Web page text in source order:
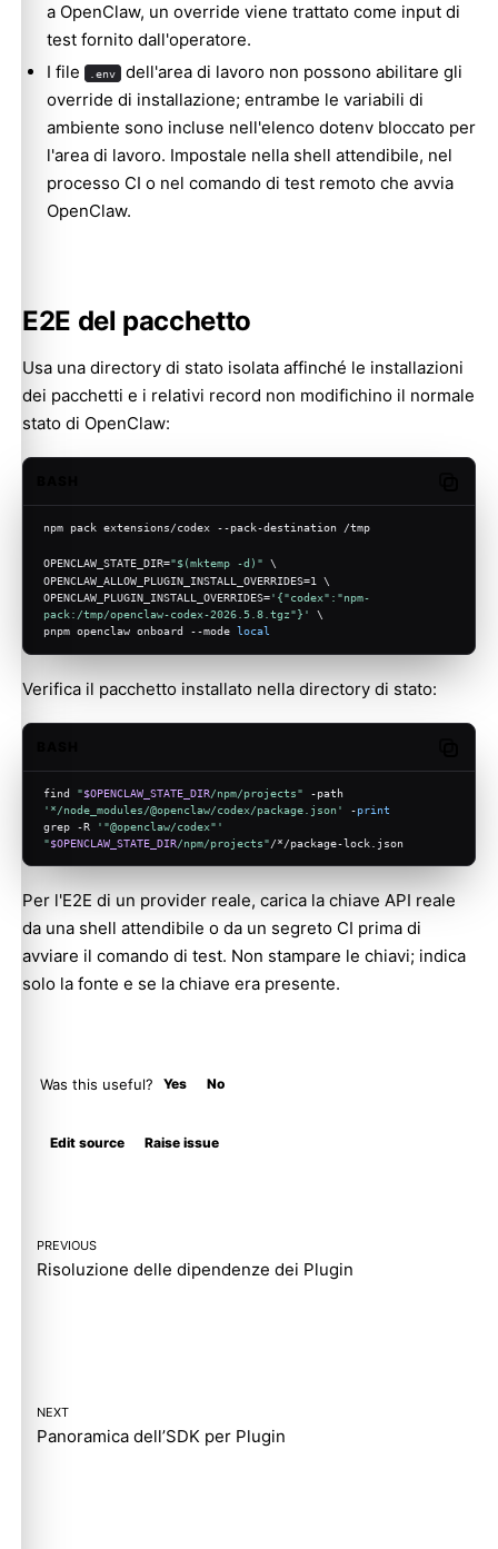
a OpenClaw, un override viene trattato come input di
test fornito dall'operatore.
I file
.env
dell'area di lavoro non possono abilitare gli
override di installazione; entrambe le variabili di
ambiente sono incluse nell'elenco dotenv bloccato per
l'area di lavoro. Impostale nella shell attendibile, nel
processo CI o nel comando di test remoto che avvia
OpenClaw.
E2E del pacchetto
Usa una directory di stato isolata affinché le installazioni
dei pacchetti e i relativi record non modifichino il normale
stato di OpenClaw:
npm pack extensions/codex --pack-destination /tmp
OPENCLAW_STATE_DIR="$(mktemp -d) " \
OPENCLAW_ALLOW_PLUGIN_INSTALL_OVERRIDES=1 \
OPENCLAW_PLUGIN_INSTALL_OVERRIDES='{"codex":"npm-
pack:/tmp/openclaw-codex-2026.5.8.tgz"}'
\
pnpm openclaw onboard --mode local
Verifica il pacchetto installato nella directory di stato:
find "$OPENCLAW_STATE_DIR/npm/projects"
'*/node_modules/@openclaw/codex/package.json'
-print
grep -R
'"@openclaw/codex"'
"$OPENCLAW_STATE_DIR/npm/projects"/*/package-lock.json
Per l'E2E di un provider reale, carica la chiave API reale
da una shell attendibile o da un segreto CI prima di
avviare il comando di test. Non stampare le chiavi; indica
solo la fonte e se la chiave era presente.
Was this useful? Yes No
Edit source Raise issue
PREVIOUS
Risoluzione delle dipendenze dei Plugin
NEXT
Panoramica dell’SDK per Plugin